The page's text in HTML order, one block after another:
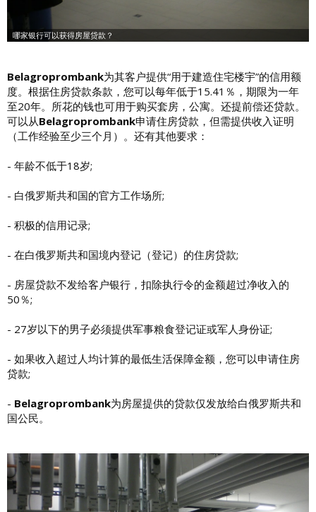
Belagroprombank为其客户提供“用于建造住宅楼宇”的信用额
度。根据住房贷款条款，您可以每年低于15.41％，期限为一年
至20年。所花的钱也可用于购买套房，公寓。还提前偿还贷款。
可以从Belagroprombank申请住房贷款，但需提供收入证明
（工作经验至少三个月）。还有其他要求：
- 年龄不低于18岁;
- 白俄罗斯共和国的官方工作场所;
- 积极的信用记录;
- 在白俄罗斯共和国境内登记（登记）的住房贷款;
- 房屋贷款不发给客户银行，扣除执行令的金额超过净收入的
50％;
- 27岁以下的男子必须提供军事粮食登记证或军人身份证;
- 如果收入超过人均计算的最低生活保障金额，您可以申请住房
贷款;
- Belagroprombank为房屋提供的贷款仅发放给白俄罗斯共和
国公民。